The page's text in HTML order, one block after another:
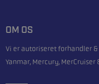
OM OS
Vi er autoriseret forhandler
Yanmar, Mercury, MerCruiser